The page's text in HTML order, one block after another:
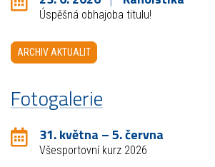
Úspěšná obhajoba titulu!
ARCHIV AKTUALIT
Fotogalerie
31. května – 5. června
Všesportovní kurz 2026